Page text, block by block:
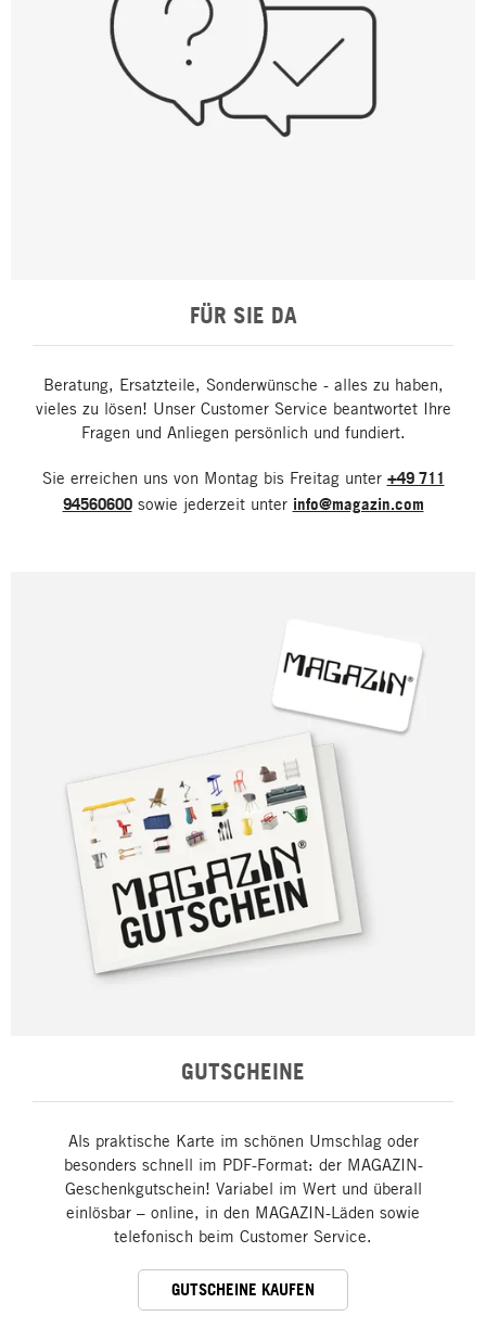
FÜR SIE DA
Beratung, Ersatzteile, Sonderwünsche - alles zu haben,
vieles zu lösen! Unser Customer Service beantwortet Ihre
Fragen und Anliegen persönlich und fundiert.
Sie erreichen uns von Montag bis Freitag unter +49 711
94560600sowie jederzeit unter info@magazin.com
GUTSCHEINE
Als praktische Karte im schönen Umschlag oder
besonders schnell im PDF-Format: der MAGAZIN-
Geschenkgutschein! Variabel im Wert und überall
einlösbar – online, in den MAGAZIN-Läden sowie
telefonisch beim Customer Service.
GUTSCHEINE KAUFEN